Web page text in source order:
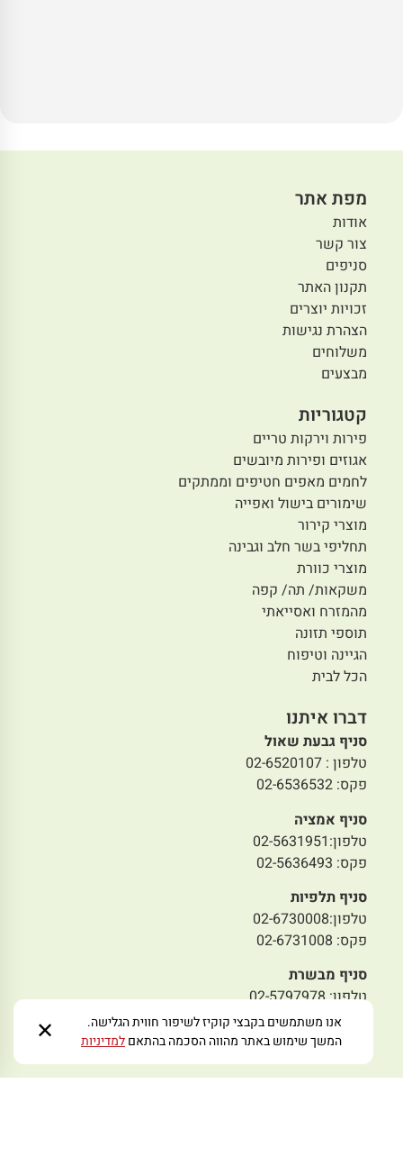
מפת אתר
אודות
צור קשר
סניפים
תקנון האתר
זכויות יוצרים
הצהרת נגישות
משלוחים
מבצעים
קטגוריות
פירות וירקות טריים
אגוזים ופירות מיובשים
לחמים מאפים חטיפים וממתקים
שימורים בישול ואפייה
מוצרי קירור
תחליפי בשר חלב וגבינה
מוצרי כוורת
משקאות/ תה/ קפה
מהמזרח ואסייאתי
תוספי תזונה
הגיינה וטיפוח
הכל לבית
דברו איתנו
סניף גבעת שאול
טלפון : 02-6520107
פקס: 02-6536532
סניף אמציה
טלפון:02-5631951
פקס: 02-5636493
סניף תלפיות
טלפון:02-6730008
פקס: 02-6731008
סניף מבשרת
טלפון: 02-5797978
פקס: 02-5445233
מייל לפניות:
zmoraorg@gmail.com
אנו משתמשים בקבצי קוקיז לשיפור חווית הגלישה.
המשך שימוש באתר מהווה הסכמה בהתאםלמדיניות ✕